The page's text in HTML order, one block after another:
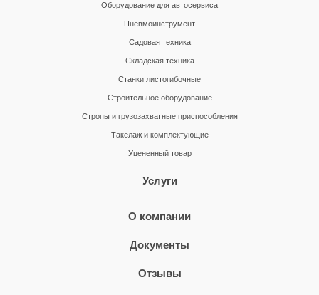
Оборудование для автосервиса
Пневмоинструмент
Садовая техника
Складская техника
Станки листогибочные
Строительное оборудование
Стропы и грузозахватные приспособления
Такелаж и комплектующие
Уцененный товар
Услуги
О компании
Документы
Отзывы